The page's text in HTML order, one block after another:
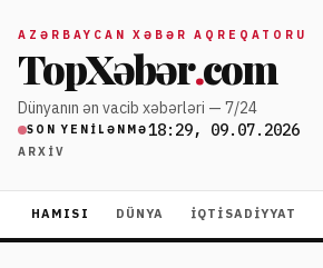
AZƏRBAYCAN XƏBƏR AQREQATORU
TopXəbər.com
Dünyanın ən vacib xəbərləri — 7/24
SON YENILƏNMƏ18:29, 09.07.2026
ARXIV
HAMISI DÜNYA İQTISADIYYAT